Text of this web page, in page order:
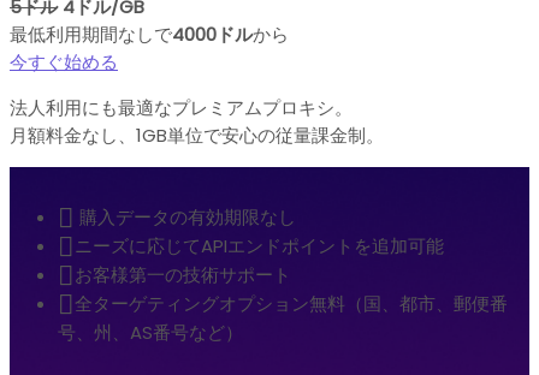
5ドル4ドル/GB
最低利用期間なしで4000ドルから
今すぐ始める
法人利用にも最適なプレミアムプロキシ。
月額料金なし、1GB単位で安心の従量課金制。
購入データの有効期限なし
ニーズに応じてAPIエンドポイントを追加可能
お客様第一の技術サポート
全ターゲティングオプション無料（国、都市、郵便番
号、州、AS番号など）